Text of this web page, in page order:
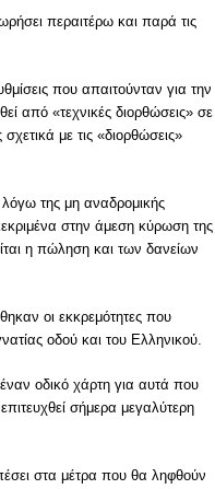
περαιτέρω και παρά τις
που απαιτούνταν για την
από «τεχνικές διορθώσεις» σε
με τις «διορθώσεις»
της μη αναδρομικής
στην άμεση κύρωση της
η πώληση και των δανείων
οι εκκρεμότητες που
οδού και του Ελληνικού.
οδικό χάρτη για αυτά που
σήμερα μεγαλύτερη
στα μέτρα που θα ληφθούν